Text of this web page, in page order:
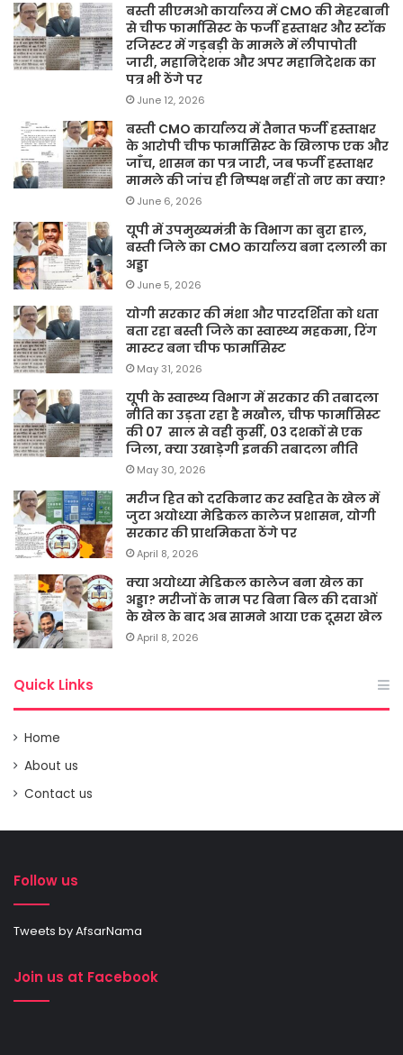
बस्ती सीएमओ कार्यालय में CMO की मेहरबानी
से चीफ फार्मासिस्ट के फर्जी हस्ताक्षर और स्टॉक
रजिस्टर में गड़बड़ी के मामले में लीपापोती
जारी, महानिदेशक और अपर महानिदेशक का
पत्र भी ठेंगे पर
June 12, 2026
बस्ती CMO कार्यालय में तैनात फर्जी हस्ताक्षर
के आरोपी चीफ फार्मासिस्ट के खिलाफ एक और
जाँच, शासन का पत्र जारी, जब फर्जी हस्ताक्षर
मामले की जांच ही निष्पक्ष नहीं तो नए का क्या?
June 6, 2026
यूपी में उपमुख्यमंत्री के विभाग का बुरा हाल,
बस्ती जिले का CMO कार्यालय बना दलाली का
अड्डा
June 5, 2026
योगी सरकार की मंशा और पारदर्शिता को धता
बता रहा बस्ती जिले का स्वास्थ्य महकमा, रिंग
मास्टर बना चीफ फार्मासिस्ट
May 31, 2026
यूपी के स्वास्थ्य विभाग में सरकार की तबादला
नीति का उड़ता रहा है मखौल, चीफ फार्मासिस्ट
की 07 साल से वही कुर्सी, 03 दशकों से एक
जिला, क्या उखाड़ेगी इनकी तबादला नीति
May 30, 2026
मरीज हित को दरकिनार कर स्वहित के खेल में
जुटा अयोध्या मेडिकल कालेज प्रशासन, योगी
सरकार की प्राथमिकता ठेंगे पर
April 8, 2026
क्या अयोध्या मेडिकल कालेज बना खेल का
अड्डा? मरीजों के नाम पर बिना बिल की दवाओं
के खेल के बाद अब सामने आया एक दूसरा खेल
April 8, 2026
Quick Links
Home
About us
Contact us
Follow us
Tweets by AfsarNama
Join us at Facebook